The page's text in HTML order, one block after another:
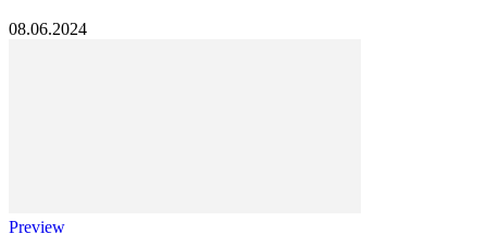
08.06.2024
Preview